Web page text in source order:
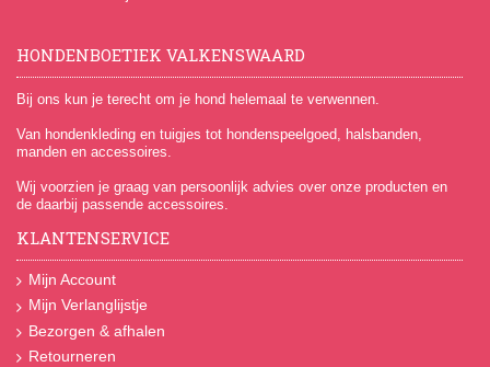
HONDENBOETIEK VALKENSWAARD
Bij ons kun je terecht om je hond helemaal te verwennen.
Van hondenkleding en tuigjes tot hondenspeelgoed, halsbanden,
manden en accessoires.
Wij voorzien je graag van persoonlijk advies over onze producten en
de daarbij passende accessoires.
KLANTENSERVICE
Mijn Account
Mijn Verlanglijstje
Bezorgen & afhalen
Retourneren